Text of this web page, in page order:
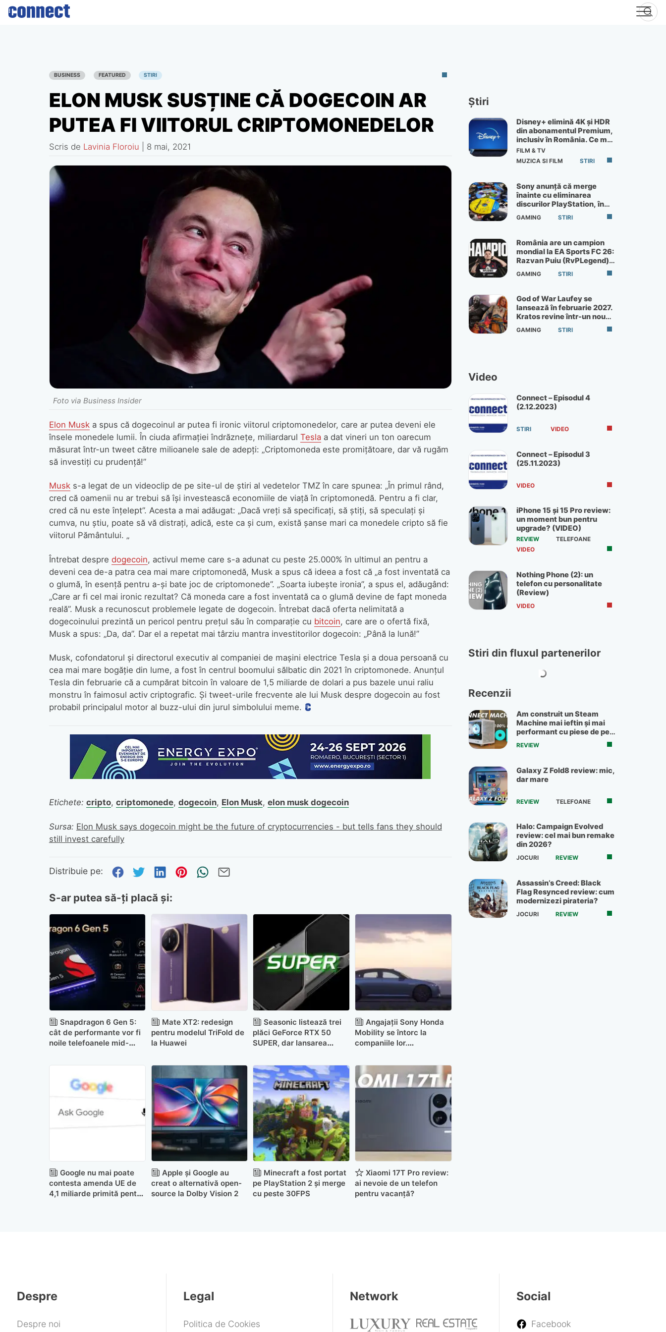
Skip
BUSINESS FEATURED STIRI
ELON MUSK SUSȚINE CĂ DOGECOIN AR
PUTEA FI VIITORUL CRIPTOMONEDELOR
Scris de Lavinia Floroiu 8 mai, 2021
Foto via Business Insider
Elon Musk a spus că dogecoinul ar putea fi ironic viitorul criptomonedelor, care ar putea deveni ele
însele monedele lumii. În ciuda afirmației îndrăznețe, miliardarul Teslaa dat vineri un ton oarecum
măsurat într-un tweet către milioanele sale de adepți: „Criptomoneda este promițătoare, dar vă rugăm
să investiți cu prudență!”
Musks-a legat de un videoclip de pe site-ul de știri al vedetelor TMZ în care spunea: „În primul rând,
cred că oamenii nu ar trebui să își investească economiile de viață în criptomonedă. Pentru a fi clar,
cred că nu este înțelept”. Acesta a mai adăugat: „Dacă vreți să specificați, să știți, să speculați și
cumva, nu știu, poate să vă distrați, adică, este ca și cum, există șanse mari ca monedele cripto să fie
viitorul Pământului. „
Întrebat despre dogecoin, activul meme care s-a adunat cu peste 25.000% în ultimul an pentru a
deveni cea de-a patra cea mai mare criptomonedă, Musk a spus că ideea a fost că „a fost inventată ca
o glumă, în esență pentru a-și bate joc de criptomonede”. „Soarta iubește ironia”, a spus el, adăugând:
„Care ar fi cel mai ironic rezultat? Că moneda care a fost inventată ca o glumă devine de fapt moneda
reală”. Musk a recunoscut problemele legate de dogecoin. Întrebat dacă oferta nelimitată a
dogecoinului prezintă un pericol pentru prețul său în comparație cu bitcoin, care are o ofertă fixă,
Musk a spus: „Da, da”. Dar el a repetat mai târziu mantra investitorilor dogecoin: „Până la lună!”
Musk, cofondatorul și directorul executiv al companiei de mașini electrice Tesla și a doua persoană cu
cea mai mare bogăție din lume, a fost în centrul boomului sălbatic din 2021 în criptomonede. Anunțul
Tesla din februarie că a cumpărat bitcoin în valoare de 1,5 miliarde de dolari a pus bazele unui raliu
monstru în faimosul activ criptografic. Și tweet-urile frecvente ale lui Musk despre dogecoin au fost
probabil principalul motor al buzz-ului din jurul simbolului meme.
Etichete: cripto, criptomonede, dogecoin, Elon Musk, elon musk dogecoin
Sursa: Elon Musk says dogecoin might be the future of cryptocurrencies - but tells fans they should
still invest carefully
Distribuie pe: Distribuie pe Facebook
Distribuie pe Twitter
Distribuie pe LinkedIn
Distribuie pe Pinterest
Trimite prin whatsapp
S-ar putea să-ți placă și:
Snapdragon 6 Gen 5:
cât de performante vor fi
noile telefoanele mid-
Mate XT2: redesign
pentru modelul TriFold de
la Huawei
Seasonic listează trei
plăci GeForce RTX 50
SUPER, dar lansarea
Angajații Sony Honda
Mobility se întorc la
companiile lor.
Google nu mai poate
contesta amenda UE de
4,1 miliarde primită pentru
Apple și Google au
creat o alternativă open-
source la Dolby Vision 2
Minecraft a fost portat
pe PlayStation 2 și merge
cu peste 30FPS
Xiaomi 17T Pro review:
ai nevoie de un telefon
pentru vacanță?
Știri
Disney+ elimină 4K și HDR
din abonamentul Premium,
inclusiv în România. Ce mai
primești de 60 lei pe lună
FILM & TV
MUZICA SI FILM
STIRI
Sony anunță că merge
înainte cu eliminarea
discurilor PlayStation, în
ciuda protestelor
GAMING STIRI
România are un campion
mondial la EA Sports FC 26:
Razvan Puiu (RvPLegend)
câștigă turneul de la Paris
GAMING STIRI
God of War Laufey se
lansează în februarie 2027.
Kratos revine într-un nou
God of War
GAMING STIRI
Video
Connect – Episodul 4
(2.12.2023)
STIRI VIDEO
Connect – Episodul 3
(25.11.2023)
VIDEO
iPhone 15 și 15 Pro review:
un moment bun pentru
upgrade? (VIDEO)
REVIEW
TELEFOANE
VIDEO
Nothing Phone (2): un
telefon cu personalitate
(Review)
VIDEO
Stiri din fluxul partenerilor
Recenzii
Am construit un Steam
Machine mai ieftin și mai
performant cu piese de pe
OLX
REVIEW
Galaxy Z Fold8 review: mic,
dar mare
REVIEW TELEFOANE
Halo: Campaign Evolved
review: cel mai bun remake
din 2026?
JOCURI REVIEW
Assassin’s Creed: Black
Flag Resynced review: cum
modernizezi pirateria?
JOCURI REVIEW
Despre
Despre noi
Legal
Politica de Cookies
Network Social
Facebook